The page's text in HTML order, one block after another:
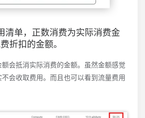
清单，正数消费为实际消费金
折扣的金额。
会抵消实际消费的金额。虽然金额感觉
会收取费用。而且也可以看到流量费用